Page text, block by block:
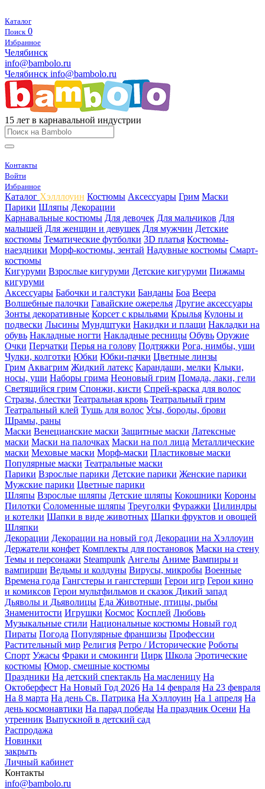
Каталог
Поиск 0
Избранное
Челябинск
info@bambolo.ru
Челябинск info@bambolo.ru
15 лет в карнавальной индустрии
Контакты
Войти
Избранное
Каталог Хэлллоуин Костюмы Аксессуары Грим Маски
Парики Шляпы Декорации
Карнавальные костюмы Для девочек Для мальчиков Для
малышей Для женщин и девушек Для мужчин Детские
костюмы Тематические футболки 3D платья Костюмы-
наездники Морф-костюмы, зентай Надувные костюмы Смарт-
костюмы
Кигуруми Взрослые кигуруми Детские кигуруми Пижамы
кигуруми
Аксессуары Бабочки и галстуки Банданы Боа Веера
Волшебные палочки Гавайские ожерелья Другие аксессуары
Зонты декоративные Корсет с крыльями Крылья Кулоны и
подвески Лысины Мундштуки Накидки и плащи Накладки на
обувь Накладные ногти Накладные ресницы Обувь Оружие
Очки Перчатки Перья на голову Подтяжки Рога, нимбы, уши
Чулки, колготки Юбки Юбки-пачки Цветные линзы
Грим Аквагрим Жидкий латекс Карандаши, мелки Клыки,
носы, уши Наборы грима Неоновый грим Помада, лаки, гели
Светящийся грим Спонжи, кисти Спрей-краска для волос
Стразы, блестки Театральная кровь Театральный грим
Театральный клей Тушь для волос Усы, бороды, брови
Шрамы, раны
Маски Венецианские маски Защитные маски Латексные
маски Маски на палочках Маски на пол лица Металлические
маски Меховые маски Морф-маски Пластиковые маски
Популярные маски Театральные маски
Парики Взрослые парики Детские парики Женские парики
Мужские парики Цветные парики
Шляпы Взрослые шляпы Детские шляпы Кокошники Короны
Пилотки Соломенные шляпы Треуголки Фуражки Цилиндры
и котелки Шапки в виде животных Шапки фруктов и овощей
Шляпки
Декорации Декорации на новый год Декорации на Хэллоуин
Держатели конфет Комплекты для постановок Маски на стену
Темы и персонажи Steampunk Ангелы Аниме Вампиры и
вампирши Ведьмы и колдуны Вирусы, микробы Военные
Времена года Гангстеры и гангстерши Герои игр Герои кино
и комиксов Герои мультфильмов и сказок Дикий запад
Дьяволы и Дьяволицы Еда Животные, птицы, рыбы
Знаменитости Игрушки Космос Косплей Любовь
Музыкальные стили Национальные костюмы Новый год
Пираты Погода Популярные франшизы Профессии
Растительный мир Религия Ретро / Исторические Роботы
Спорт Ужасы Фраки и смокинги Цирк Школа Эротические
костюмы Юмор, смешные костюмы
Праздники На детский спектакль На масленицу На
Октоберфест На Новый Год 2026 На 14 февраля На 23 февраля
На 8 марта На день Св. Патрика На Хэллоуин На 1 апреля На
день космонавтики На парад победы На праздник Осени На
утренник Выпускной в детский сад
Распродажа
Новинки
закрыть
Личный кабинет
Контакты
info@bambolo.ru